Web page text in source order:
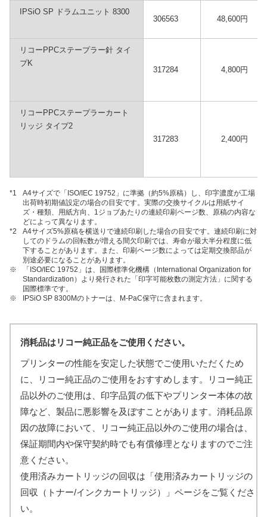
IPSiO SP ドラムユニット 8300
306563
48,600円
リコーPPCステープラー針 タイ
プK
317284 4,800円
リコーPPCステープラーカート
リッジ タイプ2
317283
2,400円
*1
A4サイズで「ISO/IEC 19752」に準拠（約5%原稿）し、印字濃度が工場
出荷時初期値設定の場合の目安です。実際の交換サイクルは用紙サイ
ズ・種類、用紙方向、1ジョブあたりの連続印刷ページ数、原稿の内容な
どによって異なります。
*2
A4サイズ5%原稿を横送りで連続印刷した場合の目安です。連続印刷に対
してのドラムの回転数が増える間欠印刷では、寿命が最大半分程度に低
下することがあります。また、印刷ページ数によっては定期交換部品が
別途必要になることがあります。
※
「ISO/IEC 19752」は、国際標準化機構（International Organization for
Standardization）より発行された「印字可能枚数の測定方法」に関する
国際標準です。
※
IPSiO SP 8300Mのトナーは、M-PaC保守に含まれます。
消耗品はリコー純正品をご使用ください。
プリンターの性能を安定した状態でご使用いただくため
に、リコー純正品のご使用をおすすめします。リコー純正
品以外のご使用は、印字品質の低下やプリンター本体の故
障など、製品に悪影響を及ぼすことがあります。消耗品原
因の故障において、リコー純正品以外のご使用の場合は、
保証期間内や保守契約時でも有償修理となりますのでご注
意ください。
使用済みカートリッジの回収は「使用済みカートリッジの
回収（トナー/インクカートリッジ）」ページをご覧くださ
い。